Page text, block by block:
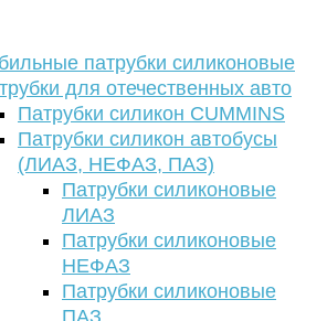
патрубки силиконовые
для отечественных авто
Патрубки силикон CUMMINS
Патрубки силикон автобусы
(ЛИАЗ, НЕФАЗ, ПАЗ)
Патрубки силиконовые
ЛИАЗ
Патрубки силиконовые
НЕФАЗ
Патрубки силиконовые
ПАЗ